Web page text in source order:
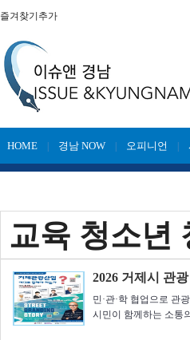
즐겨찾기추가
HOME 경남 NOW 오피니언
교육 청소년
2026 거제시 관
민·관·학 협업으로 관
시민이 함께하는 소통